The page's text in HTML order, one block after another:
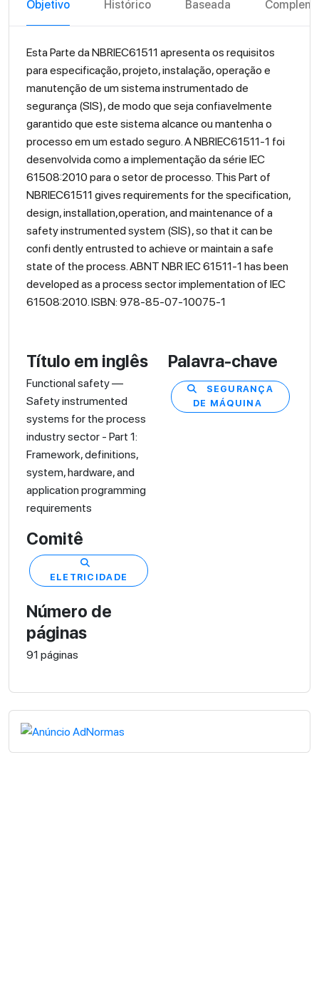
Objetivo Histórico Baseada
Esta Parte da NBRIEC61511 apresenta os requisitos
para especificação, projeto, instalação, operação e
manutenção de um sistema instrumentado de
segurança (SIS), de modo que seja confiavelmente
garantido que este sistema alcance ou mantenha o
processo em um estado seguro. A NBRIEC61511-1 foi
desenvolvida como a implementação da série IEC
61508:2010 para o setor de processo. This Part of
NBRIEC61511 gives requirements for the specification,
design, installation,operation, and maintenance of a
safety instrumented system (SIS), so that it can be
confi dently entrusted to achieve or maintain a safe
state of the process. ABNT NBR IEC 61511-1 has been
developed as a process sector implementation of IEC
61508:2010. ISBN: 978-85-07-10075-1
Título em inglês
Functional safety —
Safety instrumented
systems for the process
industry sector - Part 1:
Framework, definitions,
system, hardware, and
application programming
requirements
Comitê
ELETRICIDADE
Número de
páginas
91 páginas
Palavra-chave
SEGURANÇA
DE MÁQUINA